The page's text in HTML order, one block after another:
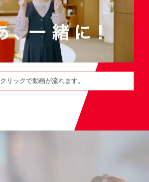
クリックで動画が流れます。